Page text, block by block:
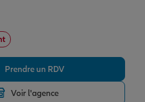
Prendre un RDV
Voir l'agence